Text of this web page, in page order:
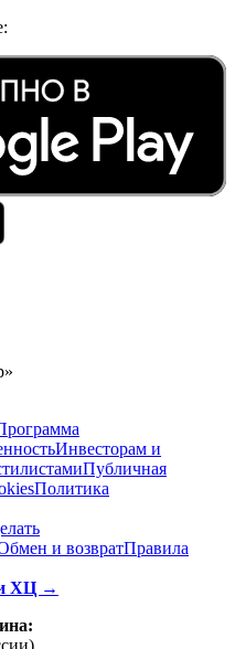
Инвесторам и
Публичная
Политика
и возвратПравила
ХЦ →